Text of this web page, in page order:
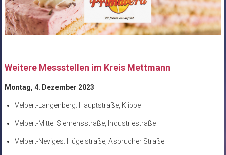
Weitere Messstellen im Kreis Mettmann
Montag, 4. Dezember 2023
Velbert-Langenberg: Hauptstraße, Klippe
Velbert-Mitte: Siemensstraße, Industriestraße
Velbert-Neviges: Hügelstraße, Asbrucher Straße